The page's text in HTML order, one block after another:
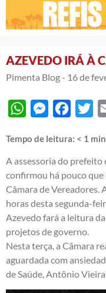
AZEVEDO IRÁ À
Pimenta Blog - 16 de
WhatsAppMessenger
Tempo de leitura: < 1
A assessoria do prefeito
confirmou há pouco
Câmara de Vereadores.
horas desta segunda-
Azevedo fará a leitura
projetos de governo.
Nesta terça, a Câmara
aguardada com
de Saúde, Antônio Vieira.